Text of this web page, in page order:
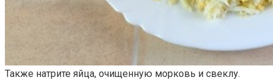
Также натрите яйца, очищенную морковь и свеклу.